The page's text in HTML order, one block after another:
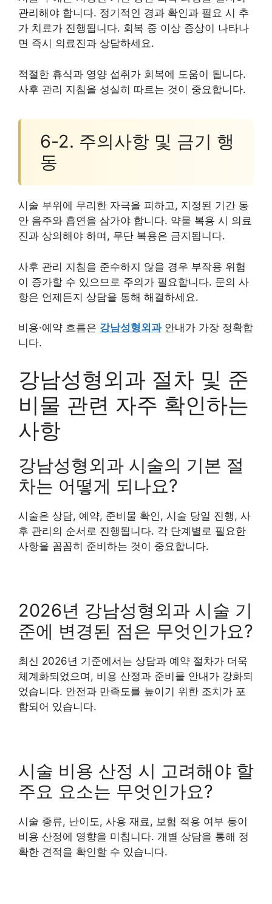
관리해야 합니다. 정기적인 경과 확인과 필요 시 추
가 치료가 진행됩니다. 회복 중 이상 증상이 나타나
면 즉시 의료진과 상담하세요.
적절한 휴식과 영양 섭취가 회복에 도움이 됩니다.
사후 관리 지침을 성실히 따르는 것이 중요합니다.
6-2. 주의사항 및 금기 행
동
시술 부위에 무리한 자극을 피하고, 지정된 기간 동
안 음주와 흡연을 삼가야 합니다. 약물 복용 시 의료
진과 상의해야 하며, 무단 복용은 금지됩니다.
사후 관리 지침을 준수하지 않을 경우 부작용 위험
이 증가할 수 있으므로 주의가 필요합니다. 문의 사
항은 언제든지 상담을 통해 해결하세요.
비용·예약 흐름은 강남성형외과안내가 가장 정확합
니다.
강남성형외과 절차 및 준
비물 관련 자주 확인하는
사항
강남성형외과 시술의 기본 절
차는 어떻게 되나요?
시술은 상담, 예약, 준비물 확인, 시술 당일 진행, 사
후 관리의 순서로 진행됩니다. 각 단계별로 필요한
사항을 꼼꼼히 준비하는 것이 중요합니다.
2026년 강남성형외과 시술 기
준에 변경된 점은 무엇인가요?
최신 2026년 기준에서는 상담과 예약 절차가 더욱
체계화되었으며, 비용 산정과 준비물 안내가 강화되
었습니다. 안전과 만족도를 높이기 위한 조치가 포
함되어 있습니다.
시술 비용 산정 시 고려해야 할
주요 요소는 무엇인가요?
시술 종류, 난이도, 사용 재료, 보험 적용 여부 등이
비용 산정에 영향을 미칩니다. 개별 상담을 통해 정
확한 견적을 확인할 수 있습니다.